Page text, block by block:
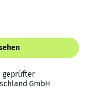
geprüfter
GmbH